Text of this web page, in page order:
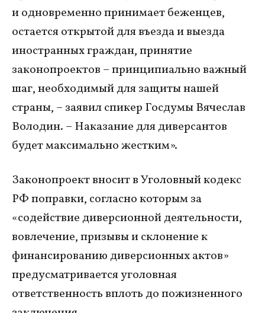
и одновременно принимает беженцев,
остается открытой для въезда и выезда
иностранных граждан, принятие
законопроектов – принципиально важный
шаг, необходимый для защиты нашей
страны, – заявил спикер Госдумы Вячеслав
Володин. – Наказание для диверсантов
будет максимально жестким».
Законопроект вносит в Уголовный кодекс
РФ поправки, согласно которым за
«содействие диверсионной деятельности,
вовлечение, призывы и склонение к
финансированию диверсионных актов»
предусматривается уголовная
ответственность вплоть до пожизненного